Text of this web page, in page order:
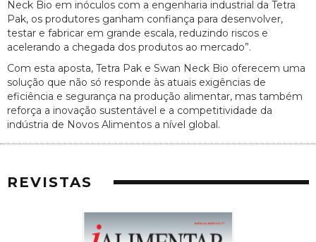
Neck Bio em inóculos com a engenharia industrial da Tetra
Pak, os produtores ganham confiança para desenvolver,
testar e fabricar em grande escala, reduzindo riscos e
acelerando a chegada dos produtos ao mercado”.
Com esta aposta, Tetra Pak e Swan Neck Bio oferecem uma
solução que não só responde às atuais exigências de
eficiência e segurança na produção alimentar, mas também
reforça a inovação sustentável e a competitividade da
indústria de Novos Alimentos a nível global.
REVISTAS